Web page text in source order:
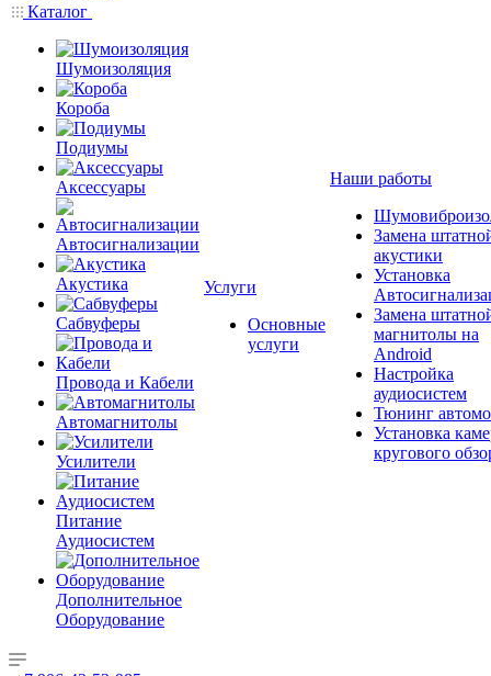
Каталог
Шумоизоляция
Короба
Подиумы
Аксессуары
Автосигнализации
Акустика
Сабвуферы
Провода и Кабели
Автомагнитолы
Усилители
Питание
Аудиосистем
Дополнительное
Оборудование
Услуги
Основные
услуги
Наши работы
Замена
акустики
Установка
Замена
магнитолы на
Android
Настройка
аудиосистем
Тюнинг
Установка
кругового